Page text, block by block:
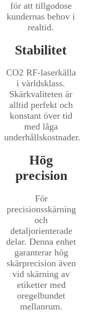
för att tillgodose
kundernas behov i
realtid.
Stabilitet
CO2 RF-laserkälla
i världsklass.
Skärkvaliteten är
alltid perfekt och
konstant över tid
med låga
underhållskostnader.
Hög
precision
För
precisionsskärning
och
detaljorienterade
delar. Denna enhet
garanterar hög
skärprecision även
vid skärning av
etiketter med
oregelbundet
mellanrum.